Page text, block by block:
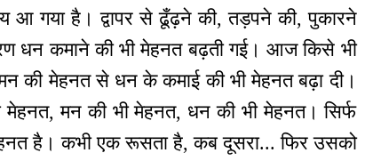
गया है। द्वापर से ढूँढ़ने की, तड़पने की, पुकारने
धन कमाने की भी मेहनत बढ़ती गई। आज किसे भी
की मेहनत से धन के कमाई की भी मेहनत बढ़ा दी।
मेहनत, मन की भी मेहनत, धन की भी मेहनत। सिर्फ
है। कभी एक रूसता है, कब दूसरा... फिर उसको